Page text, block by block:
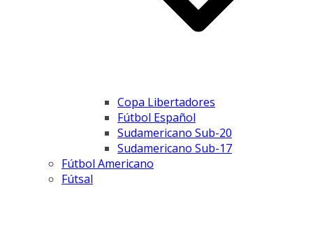
Copa Libertadores
Fútbol Español
Sudamericano Sub-20
Sudamericano Sub-17
Fútbol Americano
Fútsal